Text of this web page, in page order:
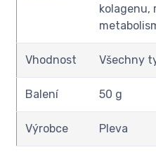
kolagenu,
Vhodnost Všechny
Balení 50 g
Výrobce Pleva